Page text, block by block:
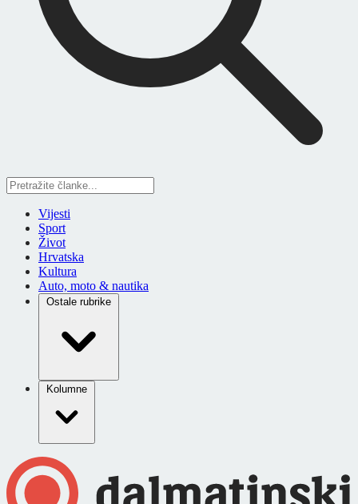
Vijesti
Sport
Život
Hrvatska
Kultura
Auto, moto & nautika
Ostale rubrike
Kolumne